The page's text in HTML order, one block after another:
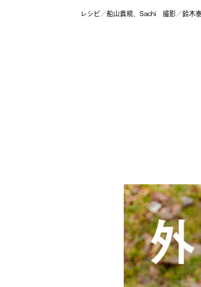
レシピ／船山義規、Sachi 撮影／鈴木